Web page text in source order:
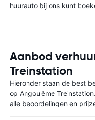
huurauto bij ons kunt
Aanbod
Treinstation
Hieronder staan de best
op Angoulême
alle beoordelingen en